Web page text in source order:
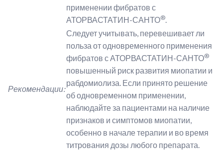
применении фибратов с
АТОРВАСТАТИН-САНТО®.
Рекомендации:
Следует учитывать, перевешивает ли
польза от одновременного применения
фибратов с АТОРВАСТАТИН-САНТО®
повышенный риск развития миопатии и
рабдомиолиза. Если принято решение
об одновременном применении,
наблюдайте за пациентами на наличие
признаков и симптомов миопатии,
особенно в начале терапии и во время
титрования дозы любого препарата.